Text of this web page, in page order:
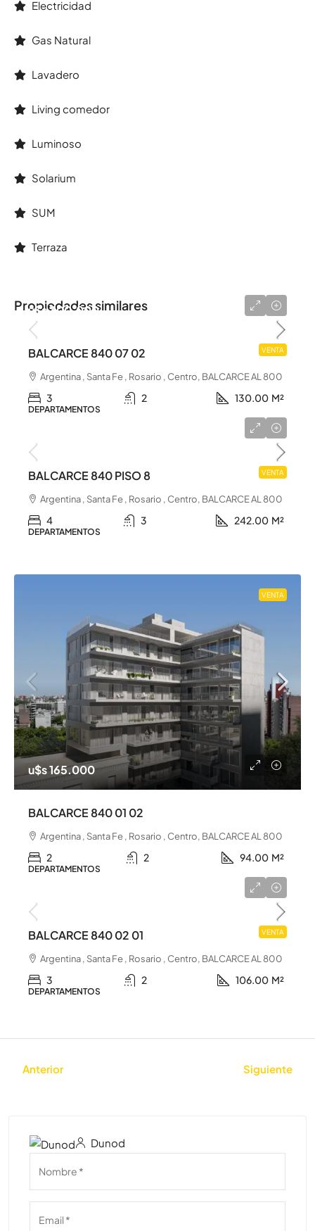
Electricidad
Gas Natural
Lavadero
Living comedor
Luminoso
Solarium
SUM
Terraza
Propiedades similares
VENTA
u$s 300.000
BALCARCE 840 07 02
Argentina , Santa Fe , Rosario , Centro, BALCARCE AL 800
3 2 130.00 M²
DEPARTAMENTOS
VENTA
BALCARCE 840 PISO 8
Argentina , Santa Fe , Rosario , Centro, BALCARCE AL 800
4 3 242.00 M²
DEPARTAMENTOS
VENTA
u$s 165.000
BALCARCE 840 01 02
Argentina , Santa Fe , Rosario , Centro, BALCARCE AL 800
2 2 94.00 M²
DEPARTAMENTOS
VENTA
BALCARCE 840 02 01
Argentina , Santa Fe , Rosario , Centro, BALCARCE AL 800
3 2 106.00 M²
DEPARTAMENTOS
Anterior Siguiente
Dunod